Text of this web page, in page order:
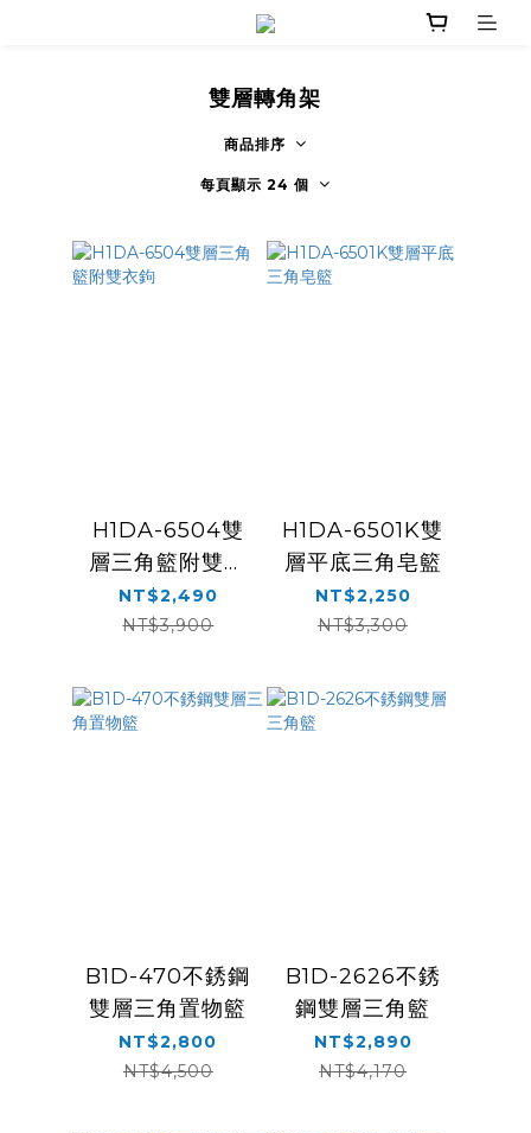
雙層轉角架
商品排序
每頁顯示 24 個
H1DA-6504雙
層三角籃附雙衣
鉤
NT$2,490
NT$3,900
H1DA-6501K雙
層平底三角皂籃
NT$2,250
NT$3,300
B1D-470不銹鋼
雙層三角置物籃
NT$2,800
NT$4,500
B1D-2626不銹
鋼雙層三角籃
NT$2,890
NT$4,170